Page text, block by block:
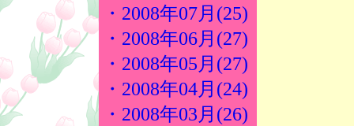
・2008年07月(25)
・2008年06月(27)
・2008年05月(27)
・2008年04月(24)
・2008年03月(26)